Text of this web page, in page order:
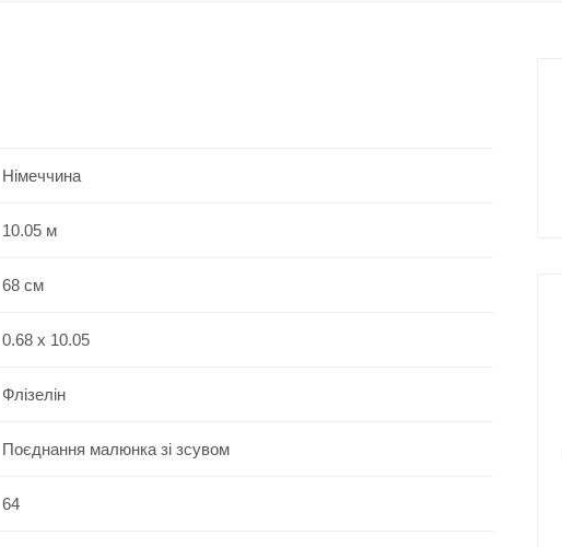
Німеччина
10.05 м
68 см
0.68 x 10.05
Флізелін
Поєднання малюнка зі зсувом
64